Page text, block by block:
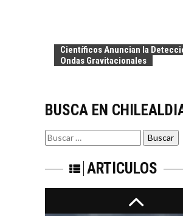
Científicos Anuncian la
Ondas Gravitacionales
BUSCA EN
Buscar
por:
ARTÍCULOS
las empresas…
CHILE:
ALTERNATIVAS MÁS
Financiamiento para
alternativas que
trascienden el
EL CRECIMIENTO DE
LOS SERVICIOS
EXPORTADOS DESDE
CHILE
El auge de las